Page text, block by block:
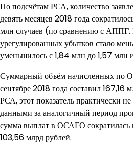
По подсчётам РСА, количество
девять месяцев 2018 года
млн случаев (по сравнению с АППГ.
урегулированных убытков стало
уменьшилось с 1,84 млн до 1,57 млн
Суммарный объём начисленных по
сентябре 2018 года составил 167,16
РСА, этот показатель практически
данными за аналогичный период
сумма выплат в ОСАГО сократилась
103,56 млрд рублей.